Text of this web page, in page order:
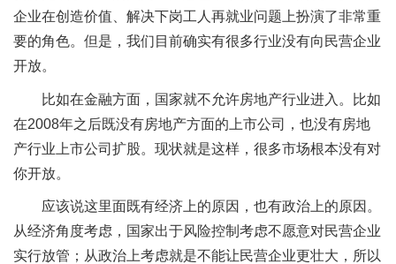
企业在创造价值、解决下岗工人再就业问题上扮演了非常重
要的角色。但是，我们目前确实有很多行业没有向民营企业
开放。
比如在金融方面，国家就不允许房地产行业进入。比如
在2008年之后既没有房地产方面的上市公司，也没有房地
产行业上市公司扩股。现状就是这样，很多市场根本没有对
你开放。
应该说这里面既有经济上的原因，也有政治上的原因。
从经济角度考虑，国家出于风险控制考虑不愿意对民营企业
实行放管；从政治上考虑就是不能让民营企业更壮大，所以